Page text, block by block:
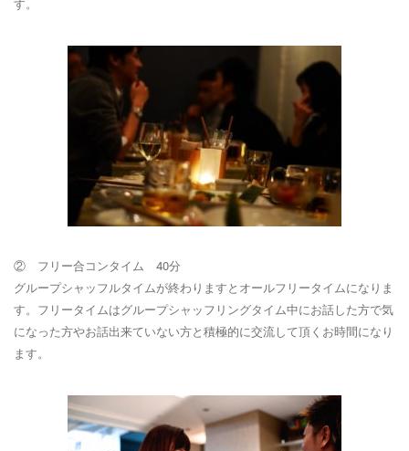
す。
② フリー合コンタイム 40分
グループシャッフルタイムが終わりますとオールフリータイムになりま
す。フリータイムはグループシャッフリングタイム中にお話した方で気
になった方やお話出来ていない方と積極的に交流して頂くお時間になり
ます。